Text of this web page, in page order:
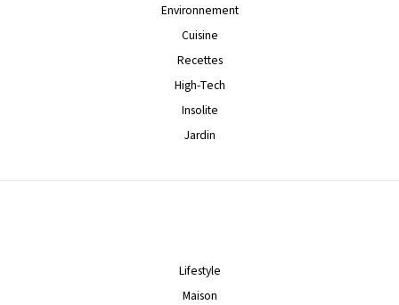
Environnement
Cuisine
Recettes
High-Tech
Insolite
Jardin
Lifestyle
Maison